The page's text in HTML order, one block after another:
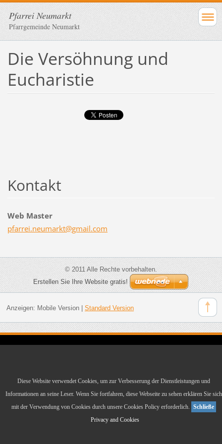
Pfarrei Neumarkt
Pfarrgemeinde Neumarkt
Die Versöhnung und
Eucharistie
Diese Website verwendet Cookies, um zur Verbesserung der Dienstleistungen und
Informationen an seine Leser. Wenn Sie fortfahren, diese Webseite zu sehen erklären Sie sich
mit der Verwendung von Cookies durch unsere Cookies Policy erforderlich. Schließe
Privacy and Cookies
Kontakt
Web Master
pfarrei.neumarkt@gmail.com
© 2011 Alle Rechte vorbehalten.
Erstellen Sie Ihre Website gratis!
Anzeigen: Mobile Version| Standard Version